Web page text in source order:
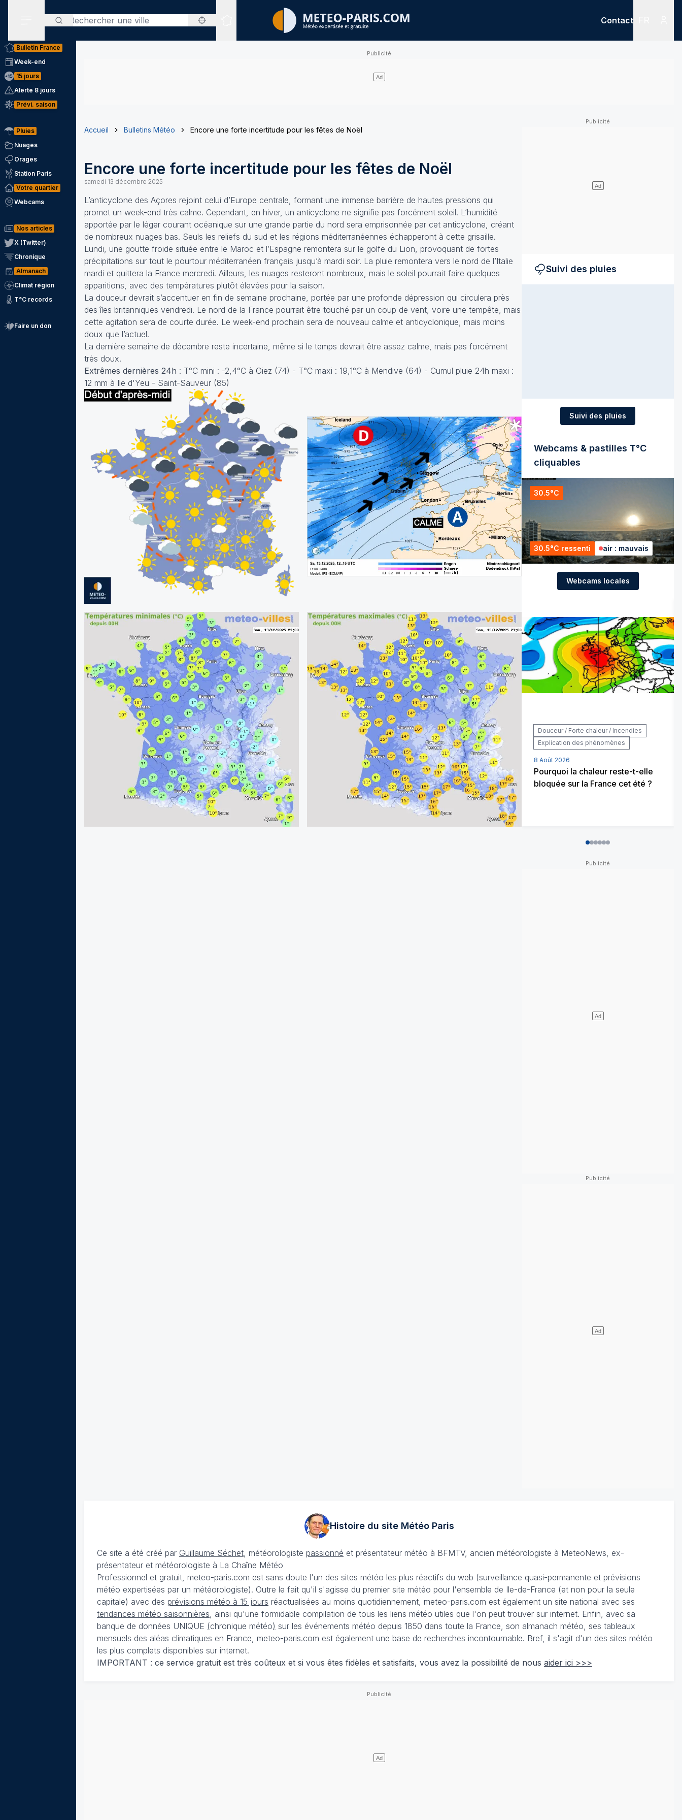
Rechercher
Sites expertisés
Contact
Bulletin France
Week-end
15 jours
Alerte 8 jours
Prévi. saison
Pluies
Nuages
Orages
Station Paris
Votre quartier
Webcams
Nos articles
X (Twitter)
Chronique
Almanach
Climat région
T°C records
Faire un don
Accueil Bulletins Météo Encore une forte incertitude pour les fêtes de Noël
Encore une forte incertitude pour les fêtes de Noël
samedi 13 décembre 2025
L’anticyclone des Açores rejoint celui d’Europe centrale, formant une immense barrière de hautes pressions qui
promet un week-end très calme. Cependant, en hiver, un anticyclone ne signifie pas forcément soleil. L’humidité
apportée par le léger courant océanique sur une grande partie du nord sera emprisonnée par cet anticyclone, créant
de nombreux nuages bas. Seuls les reliefs du sud et les régions méditerranéennes échapperont à cette grisaille.
Lundi, une goutte froide située entre le Maroc et l’Espagne remontera sur le golfe du Lion, provoquant de fortes
précipitations sur tout le pourtour méditerranéen français jusqu’à mardi soir. La pluie remontera vers le nord de l’Italie
mardi et quittera la France mercredi. Ailleurs, les nuages resteront nombreux, mais le soleil pourrait faire quelques
apparitions, avec des températures plutôt élevées pour la saison.
La douceur devrait s’accentuer en fin de semaine prochaine, portée par une profonde dépression qui circulera près
des îles britanniques vendredi. Le nord de la France pourrait être touché par un coup de vent, voire une tempête, mais
cette agitation sera de courte durée. Le week-end prochain sera de nouveau calme et anticyclonique, mais moins
doux que l’actuel.
La dernière semaine de décembre reste incertaine, même si le temps devrait être assez calme, mais pas forcément
très doux.
Extrêmes dernières 24h : T°C mini : -2,4°C à Giez (74) - T°C maxi : 19,1°C à Mendive (64) - Cumul pluie 24h maxi :
12 mm à Ile d'Yeu - Saint-Sauveur (85)
Suivi des pluies
Suivi des pluies
Webcams & pastilles T°C
cliquables
30.5°C
30.5°C ressenti air : mauvais
Webcams locales
Douceur / Forte chaleur / Incendies
Explication des phénomènes
8 Août 2026
Pourquoi la chaleur reste-t-elle
bloquée sur la France cet été ?
012345
Histoire du site MétéoParis
Ce site a été créé par Guillaume Séchet , météorologiste passionné et présentateur météo à BFMTV, ancien météorologiste à MeteoNews, ex-
présentateur et météorologiste à La Chaîne Météo
Professionnel et gratuit, meteo-paris.com est sans doute l'un des sites météo les plus réactifs du web (surveillance quasi-permanente et prévisions
météo expertisées par un météorologiste). Outre le fait qu'il s'agisse du premier site météo pour l'ensemble de Ile-de-France (et non pour la seule
capitale) avec des prévisions météo à 15 jours réactualisées au moins quotidiennement, meteo-paris.com est également un site national avec ses
tendances météo saisonnières , ainsi qu'une formidable compilation de tous les liens météo utiles que l'on peut trouver sur internet. Enfin, avec sa
banque de données UNIQUE (chronique météo) sur les événements météo depuis 1850 dans toute la France, son almanach météo, ses tableaux
mensuels des aléas climatiques en France, meteo-paris.com est également une base de recherches incontournable. Bref, il s'agit d'un des sites météo
les plus complets disponibles sur internet.
IMPORTANT : ce service gratuit est très coûteux et si vous êtes fidèles et satisfaits, vous avez la possibilité de nous aider ici >>>